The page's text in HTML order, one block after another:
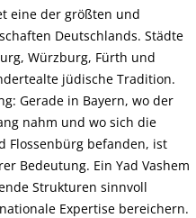
eine der größten und
Deutschlands. Städte
Würzburg, Fürth und
jüdische Tradition.
Gerade in Bayern, wo der
nahm und wo sich die
Flossenbürg befanden, ist
Bedeutung. Ein Yad Vashem
Strukturen sinnvoll
Expertise bereichern.